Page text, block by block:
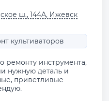
ш., 144А, Ижевск
культиваторов
ремонту инструмента,
нужную деталь и
приветливые